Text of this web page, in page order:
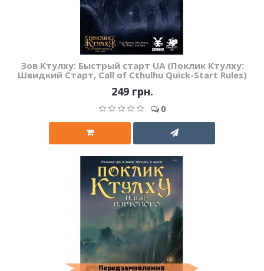
Зов Ктулху: Быстрый старт UA (Поклик Ктулху:
Швидкий Старт, Call of Cthulhu Quick-Start Rules)
249 грн.
0